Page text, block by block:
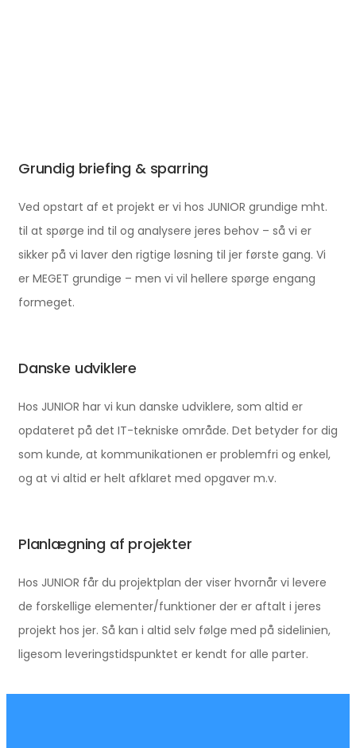
Grundig briefing & sparring
Ved opstart af et projekt er vi hos JUNIOR grundige mht.
til at spørge ind til og analysere jeres behov – så vi er
sikker på vi laver den rigtige løsning til jer første gang. Vi
er MEGET grundige – men vi vil hellere spørge engang
formeget.
Danske udviklere
Hos JUNIOR har vi kun danske udviklere, som altid er
opdateret på det IT-tekniske område. Det betyder for dig
som kunde, at kommunikationen er problemfri og enkel,
og at vi altid er helt afklaret med opgaver m.v.
Planlægning af projekter
Hos JUNIOR får du projektplan der viser hvornår vi levere
de forskellige elementer/funktioner der er aftalt i jeres
projekt hos jer. Så kan i altid selv følge med på sidelinien,
ligesom leveringstidspunktet er kendt for alle parter.